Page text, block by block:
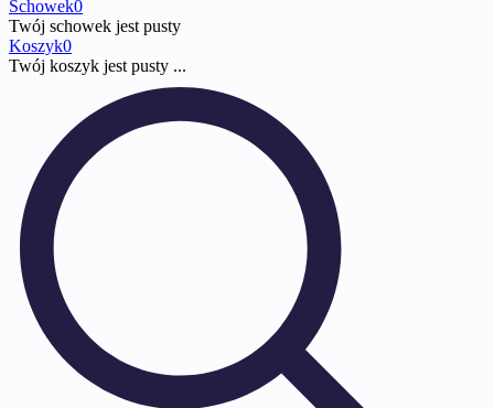
Schowek0
Twój schowek jest pusty
Koszyk0
Twój koszyk jest pusty ...